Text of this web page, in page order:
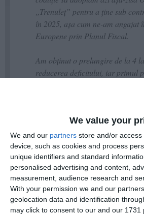
We value your
We and our partners store and/or
device, such as cookies and process
unique identifiers and standard
personalised advertising and content,
measurement, audience research and
With your permission we and our
geolocation data and identification
may click to consent to our and our 1731
„Trenuleț” pentru a ține sub
în 2025, așa cum ne-am angajat
Europene prin Planul Fiscal.
Am obținut o prelungire de la 4
reducerea deficitului, iar primul